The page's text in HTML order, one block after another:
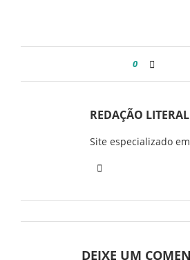
0
REDAÇÃO
Site especializado
DEIXE UM